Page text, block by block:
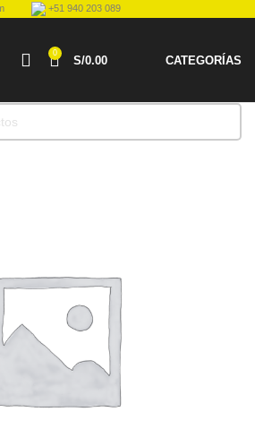
+51 940 203 089
0
S/0.00 CATEGORÍAS